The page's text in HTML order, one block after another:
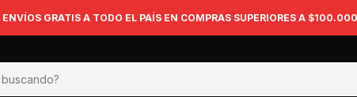
ENVÍOS GRATIS A TODO EL PAÍS EN COMPRAS SUPERIORES A $100.000